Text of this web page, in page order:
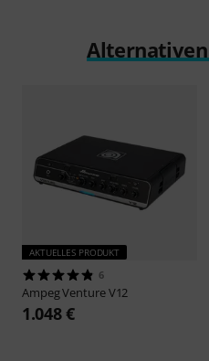
AKTUELLES PRODUKT
6
AmpegVenture V12
1.048 €